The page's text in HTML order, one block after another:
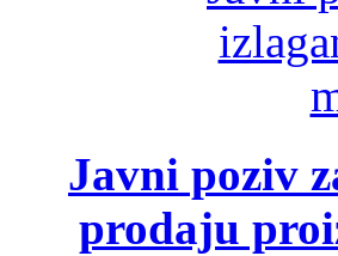
Javni poziv
prodaju